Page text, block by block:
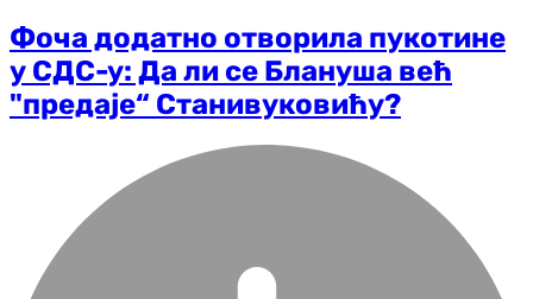
Фоча додатно отворила пукотине
у СДС-у: Да ли се Блануша већ
"предаје“ Станивуковићу?